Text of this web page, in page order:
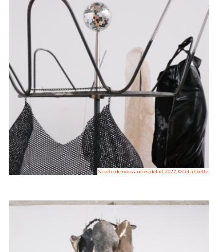
Se vêtir de nous-autres, détail, 2022, © Célia Coëtte